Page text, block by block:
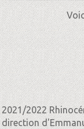
2021/2022
direction